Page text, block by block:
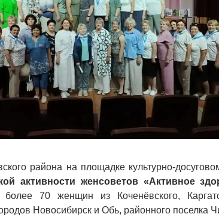
района на площадке культурно-
активности женсоветов «Активное
70 женщин из Коченёвского,
Новосибирск и Обь, районного поселка